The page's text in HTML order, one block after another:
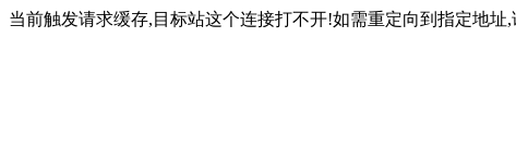
当前触发请求缓存,目标站这个连接打不开!如需重定向到指定地